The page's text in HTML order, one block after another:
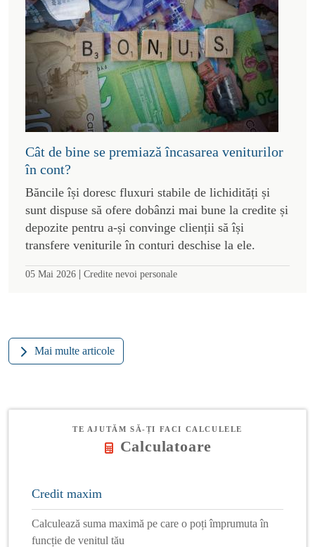
Cât de bine se premiază încasarea veniturilor
în cont?
Băncile își doresc fluxuri stabile de lichidități și
sunt dispuse să ofere dobânzi mai bune la credite și
depozite pentru a-și convinge clienții să își
transfere veniturile în conturi deschise la ele.
05 Mai 2026 | Credite nevoi personale
Mai multe articole
TE AJUTĂM SĂ-ȚI FACI CALCULELE
Calculatoare
Credit maxim
Calculează suma maximă pe care o poți împrumuta în
funcție de venitul tău